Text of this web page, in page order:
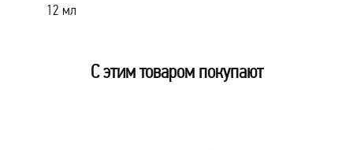
12 мл
С этим товаром покупают